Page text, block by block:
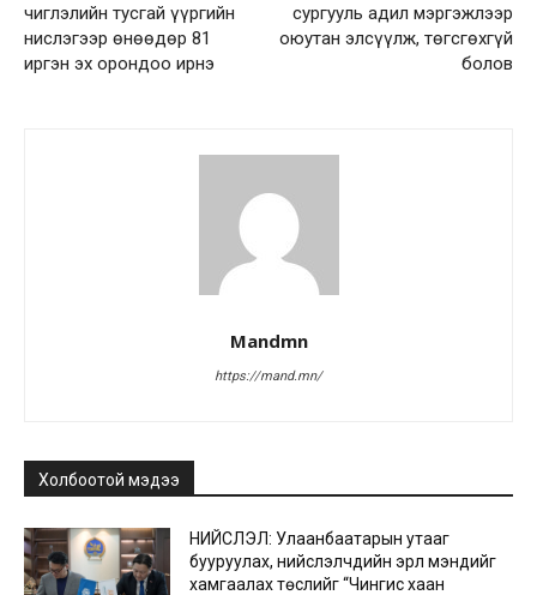
чиглэлийн тусгай үүргийн
нислэгээр өнөөдөр 81
иргэн эх орондоо ирнэ
сургууль адил мэргэжлээр
оюутан элсүүлж, төгсгөхгүй
болов
Mandmn
https://mand.mn/
Холбоотой мэдээ
НИЙСЛЭЛ: Улаанбаатарын утааг
бууруулах, нийслэлчүүдийн эрүүл мэндийг
хамгаалах төслийг “Чингис хаан